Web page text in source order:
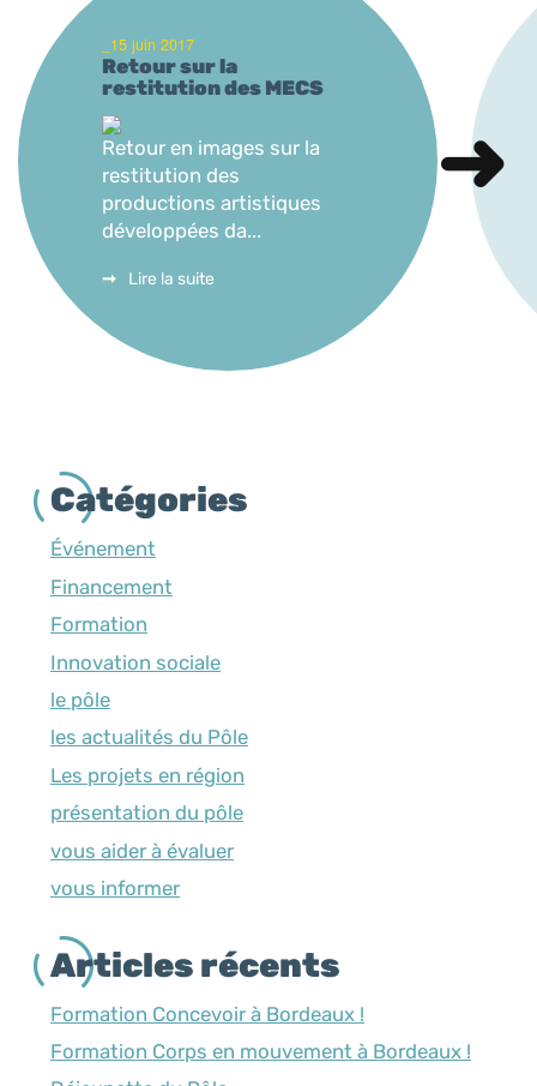
_15 juin 2017
Retour sur la
restitution des MECS
Retour en images sur la
restitution des
productions artistiques
développées da...
Lire la suite
Catégories
Événement
Financement
Formation
Innovation sociale
le pôle
les actualités du Pôle
Les projets en région
présentation du pôle
vous aider à évaluer
vous informer
Articles récents
Formation Concevoir à Bordeaux !
Formation Corps en mouvement à Bordeaux !